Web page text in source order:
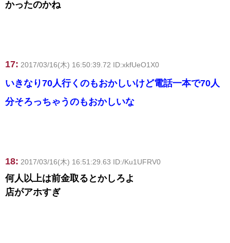
かったのかね
17: 2017/03/16(木) 16:50:39.72 ID:xkfUeO1X0
いきなり70人行くのもおかしいけど電話一本で70人
分そろっちゃうのもおかしいな
18: 2017/03/16(木) 16:51:29.63 ID:/Ku1UFRV0
何人以上は前金取るとかしろよ
店がアホすぎ